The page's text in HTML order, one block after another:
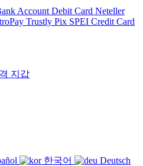
Account Debit Card Neteller
Trustly Pix SPEI Credit Card
지갑
한국어
Deutsch